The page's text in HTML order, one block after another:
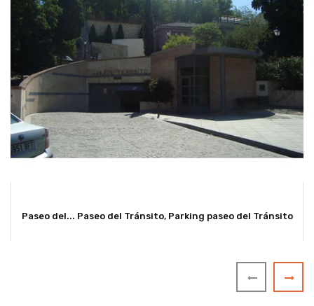
Paseo del... Paseo del Tránsito, Parking paseo del Tránsito